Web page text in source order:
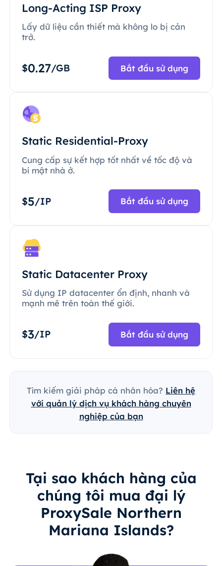
Long-Acting ISP Proxy
Lấy dữ liệu cần thiết mà không lo bị cản
trở.
$0.27/GB Bắt đầu sử dụng
Static Residential-Proxy
Cung cấp sự kết hợp tốt nhất về tốc độ và
bí mật nhà ở.
$5/IP Bắt đầu sử dụng
Static Datacenter Proxy
Sử dụng IP datacenter ổn định, nhanh và
mạnh mẽ trên toàn thế giới.
$3/IP Bắt đầu sử dụng
Tìm kiếm giải pháp cá nhân hóa? Liên hệ
với quản lý dịch vụ khách hàng chuyên
nghiệp của bạn
Tại sao khách hàng của
chúng tôi mua đại lý
ProxySale Northern
Mariana Islands?